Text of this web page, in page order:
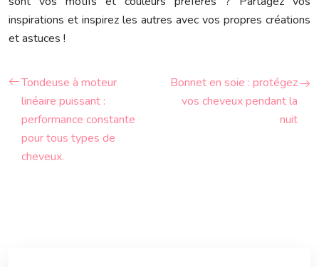
inspirations et inspirez les autres avec vos propres créations
et astuces !
Tondeuse à moteur
linéaire puissant :
performance constante
pour tous types de
cheveux.
Bonnet en soie : protégez
vos cheveux pendant la
nuit